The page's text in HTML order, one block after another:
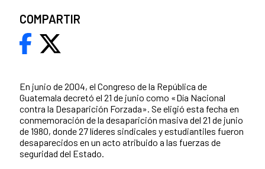
En junio de 2004, el Congreso de la República de
Guatemala decretó el 21 de junio como «Día Nacional
contra la Desaparición Forzada». Se eligió esta fecha en
conmemoración de la desaparición masiva del 21 de junio
de 1980, donde 27 líderes sindicales y estudiantiles fueron
desaparecidos en un acto atribuido a las fuerzas de
seguridad del Estado.
COMPARTIR